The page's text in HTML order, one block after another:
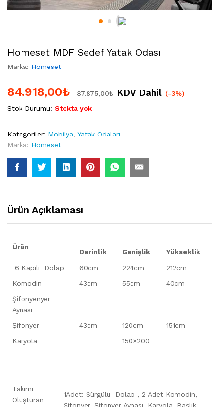
Homeset MDF Sedef Yatak Odası
Marka: Homeset
84.918,00₺ 87.875,00₺ KDV Dahil (-3%)
Stok Durumu: Stokta yok
Kategoriler: Mobilya, Yatak Odaları
Marka: Homeset
Ürün Açıklaması
Ürün
Derinlik Genişlik
Yükseklik
6 Kapılı Dolap
60cm 224cm
212cm
Komodin
43cm 55cm
40cm
Şifonyenyer
Aynası
Şifonyer
43cm 120cm
151cm
Karyola
150×200
Takımı
Oluşturan
1Adet: Sürgülü Dolap , 2 Adet Komodin,
Şifonyer, Şifonyer Aynası, Karyola, Başlık